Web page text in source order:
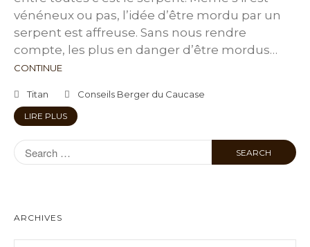
vénéneux ou pas, l’idée d’être mordu par un
serpent est affreuse. Sans nous rendre
compte, les plus en danger d’être mordus…
CONTINUE
Titan Conseils Berger du Caucase
LIRE PLUS
ARCHIVES